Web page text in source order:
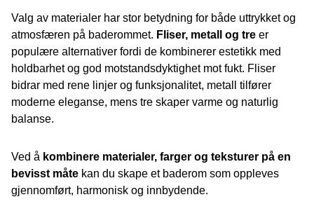
Valg av materialer har stor betydning for både uttrykket og
atmosfæren på baderommet. Fliser, metall og tre er
populære alternativer fordi de kombinerer estetikk med
holdbarhet og god motstandsdyktighet mot fukt. Fliser
bidrar med rene linjer og funksjonalitet, metall tilfører
moderne eleganse, mens tre skaper varme og naturlig
balanse.
Ved å kombinere materialer, farger og teksturer på en
bevisst måte kan du skape et baderom som oppleves
gjennomført, harmonisk og innbydende.